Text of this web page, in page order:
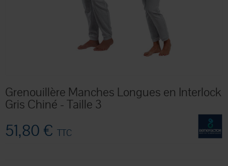
Grenouillère Manches Longues en Interlock
Gris Chiné - Taille 3
51,80 € TTC